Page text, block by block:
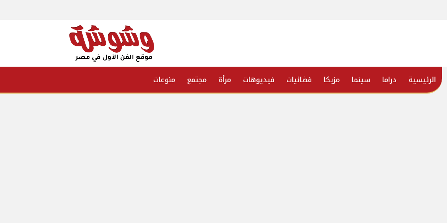
الرئيسية دراما سينما مزيكا فضائيات فيديوهات مرأة مجتمع منوعات